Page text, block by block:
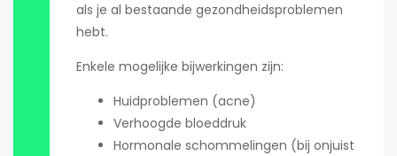
als je al bestaande gezondheidsproblemen
hebt.
Enkele mogelijke bijwerkingen zijn:
Huidproblemen (acne)
Verhoogde bloeddruk
Hormonale schommelingen (bij onjuist